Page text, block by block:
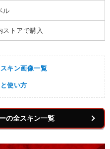
ル
ストアで購入
キン画像一覧
使い方
の全スキン一覧